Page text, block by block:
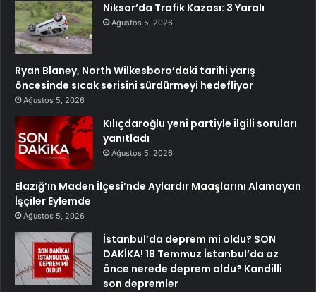
Niksar’da Trafik Kazası: 3 Yaralı
Ağustos 5, 2026
Ryan Blaney, North Wilkesboro’daki tarihi yarış
öncesinde sıcak serisini sürdürmeyi hedefliyor
Ağustos 5, 2026
Kılıçdaroğlu yeni partiyle ilgili soruları
yanıtladı
Ağustos 5, 2026
Elazığ’ın Maden İlçesi’nde Aylardır Maaşlarını Alamayan
İşçiler Eylemde
Ağustos 5, 2026
İstanbul’da deprem mi oldu? SON
DAKİKA! 18 Temmuz İstanbul’da az
önce nerede deprem oldu? Kandilli
son depremler